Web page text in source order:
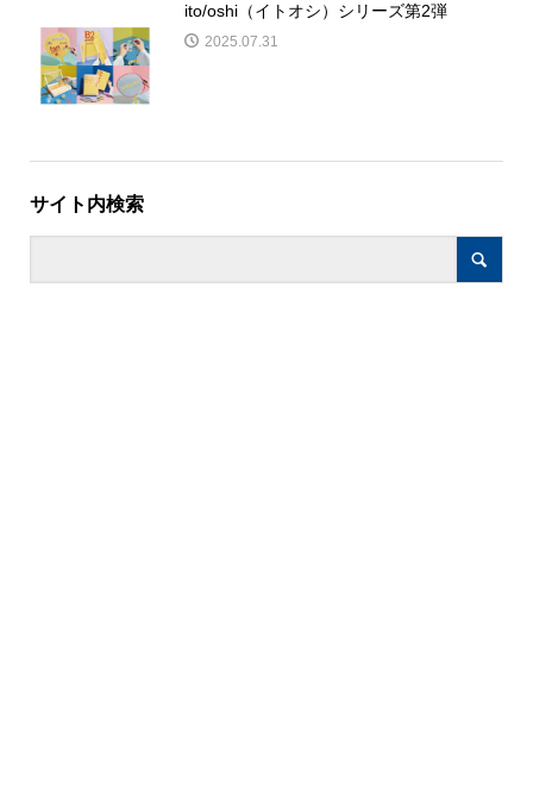
ito/oshi（イトオシ）シリーズ第2弾
2025.07.31
サイト内検索